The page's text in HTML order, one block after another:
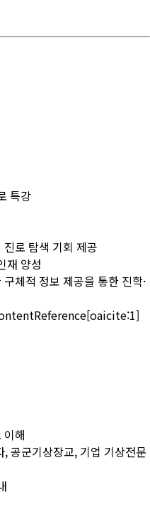
특강
진로 탐색 기회 제공
재 양성
체적 정보 제공을 통한 진학·
이해
, 공군기상장교, 기업 기상전문